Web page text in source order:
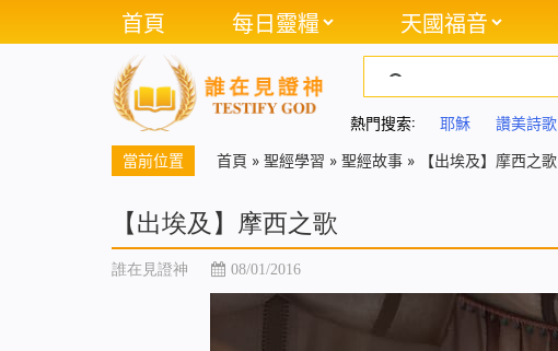
首頁 每日靈糧 天國福音
熱門搜索: 耶穌 讚美詩歌
當前位置 首頁 » 聖經學習 » 聖經故事 » 【出埃及】摩西之歌
【出埃及】摩西之歌
誰在見證神 08/01/2016